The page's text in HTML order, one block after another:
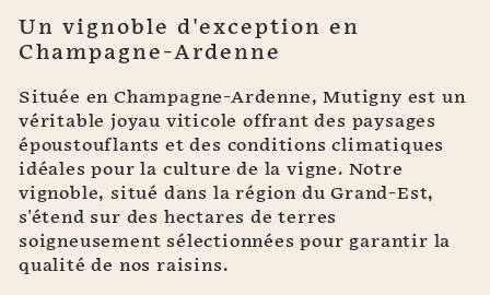
Un vignoble d'exception en
Champagne-Ardenne
Située en Champagne-Ardenne, Mutigny est un
véritable joyau viticole offrant des paysages
époustouflants et des conditions climatiques
idéales pour la culture de la vigne. Notre
vignoble, situé dans la région du Grand-Est,
s'étend sur des hectares de terres
soigneusement sélectionnées pour garantir la
qualité de nos raisins.